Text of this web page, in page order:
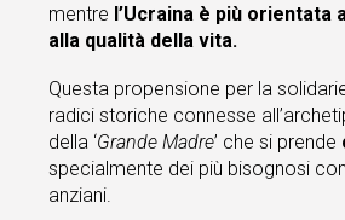
mentre l’Ucraina è più orientata
alla qualità della vita.
Questa propensione per la
radici storiche connesse
della ‘Grande Madre’ che si prende
specialmente dei più bisognosi
anziani.